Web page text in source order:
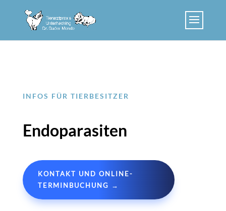
INFOS FÜR TIERBESITZER
Endoparasiten
KONTAKT UND ONLINE-
TERMINBUCHUNG →